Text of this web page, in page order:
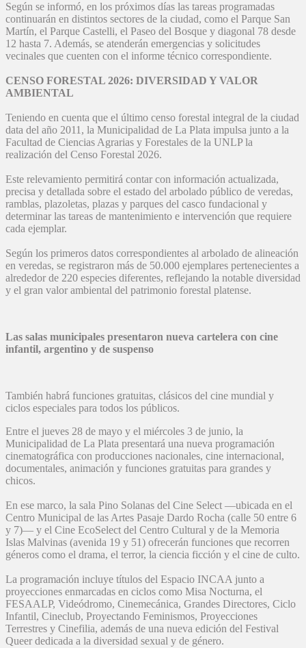
Según se informó, en los próximos días las tareas programadas
continuarán en distintos sectores de la ciudad, como el Parque San
Martín, el Parque Castelli, el Paseo del Bosque y diagonal 78 desde
12 hasta 7. Además, se atenderán emergencias y solicitudes
vecinales que cuenten con el informe técnico correspondiente.
CENSO FORESTAL 2026: DIVERSIDAD Y VALOR
AMBIENTAL
Teniendo en cuenta que el último censo forestal integral de la ciudad
data del año 2011, la Municipalidad de La Plata impulsa junto a la
Facultad de Ciencias Agrarias y Forestales de la UNLP la
realización del Censo Forestal 2026.
Este relevamiento permitirá contar con información actualizada,
precisa y detallada sobre el estado del arbolado público de veredas,
ramblas, plazoletas, plazas y parques del casco fundacional y
determinar las tareas de mantenimiento e intervención que requiere
cada ejemplar.
Según los primeros datos correspondientes al arbolado de alineación
en veredas, se registraron más de 50.000 ejemplares pertenecientes a
alrededor de 220 especies diferentes, reflejando la notable diversidad
y el gran valor ambiental del patrimonio forestal platense.
Las salas municipales presentaron nueva cartelera con cine
infantil, argentino y de suspenso
También habrá funciones gratuitas, clásicos del cine mundial y
ciclos especiales para todos los públicos.
Entre el jueves 28 de mayo y el miércoles 3 de junio, la
Municipalidad de La Plata presentará una nueva programación
cinematográfica con producciones nacionales, cine internacional,
documentales, animación y funciones gratuitas para grandes y
chicos.
En ese marco, la sala Pino Solanas del Cine Select —ubicada en el
Centro Municipal de las Artes Pasaje Dardo Rocha (calle 50 entre 6
y 7)— y el Cine EcoSelect del Centro Cultural y de la Memoria
Islas Malvinas (avenida 19 y 51) ofrecerán funciones que recorren
géneros como el drama, el terror, la ciencia ficción y el cine de culto.
La programación incluye títulos del Espacio INCAA junto a
proyecciones enmarcadas en ciclos como Misa Nocturna, el
FESAALP, Videódromo, Cinemecánica, Grandes Directores, Ciclo
Infantil, Cineclub, Proyectando Feminismos, Proyecciones
Terrestres y Cinefilia, además de una nueva edición del Festival
Queer dedicada a la diversidad sexual y de género.